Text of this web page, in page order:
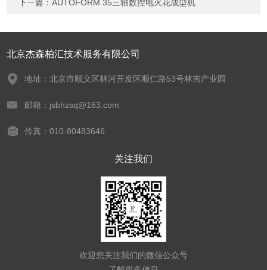
下一篇：AUTOFORM 35三轴数控电火花成型机
北京杰森柏汇技术服务有限公司
地址：北京市顺义区林河开发区顺仁路53号林吉产业园
邮箱：jsbhzsq@163.com
传真：010-80483646
关注我们
欢迎您关注我们的微信公众号